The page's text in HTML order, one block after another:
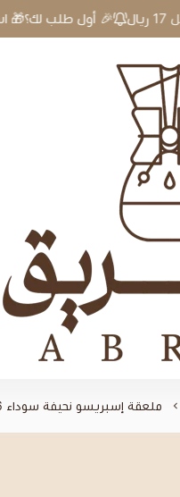
🎉 أول طلب لك؟🎁 استخدم كود A5 وخذ خصم فوري🚚 التوصيل 17 ريال
ملعقة إسبريسو نحيفة سوداء M36 – ستانلس ستيل